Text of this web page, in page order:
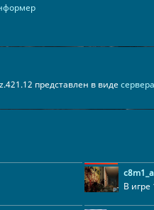
представлен в виде
В игре